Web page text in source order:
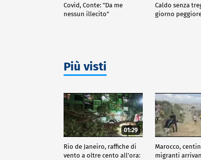
Covid, Conte: "Da me
nessun illecito"
Caldo senza
giorno
Più visti
01:29
Rio de Janeiro, raffiche di
vento a oltre cento all'ora:
Marocco,
migranti